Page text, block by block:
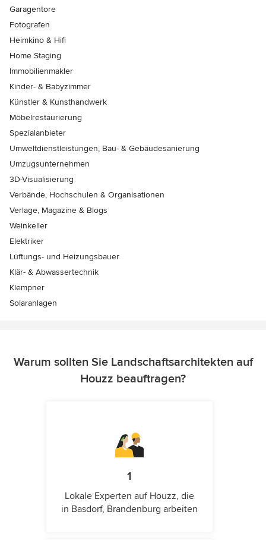
Garagentore
Fotografen
Heimkino & Hifi
Home Staging
Immobilienmakler
Kinder- & Babyzimmer
Künstler & Kunsthandwerk
Möbelrestaurierung
Spezialanbieter
Umweltdienstleistungen, Bau- & Gebäudesanierung
Umzugsunternehmen
3D-Visualisierung
Verbände, Hochschulen & Organisationen
Verlage, Magazine & Blogs
Weinkeller
Elektriker
Lüftungs- und Heizungsbauer
Klär- & Abwassertechnik
Klempner
Solaranlagen
Warum sollten Sie Landschaftsarchitekten auf
Houzz beauftragen?
1
Lokale Experten auf Houzz, die
in Basdorf, Brandenburg arbeiten